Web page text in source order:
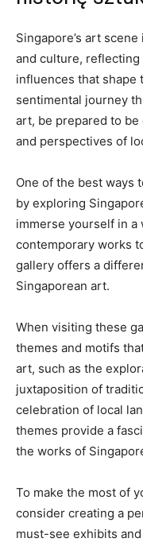
Singapore’s art
and culture,
influences ⁢that shape
⁢sentimental journey
art, be prepared to‍
⁢and perspectives of
One of the best​ ways
by ‌exploring
immerse yourself in
contemporary works
gallery offers a
Singaporean art.
When visiting these
themes and motifs
art,⁤ such as the
juxtaposition ‍of
celebration ​of local
themes provide a
the works of
To make ‍the most of
consider creating a
must-see exhibits